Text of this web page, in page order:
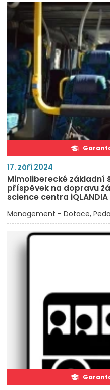
17. září 2024
Mimoliberecké základní
příspěvek na dopravu
science centra iQLANDIA
Management - Dotace